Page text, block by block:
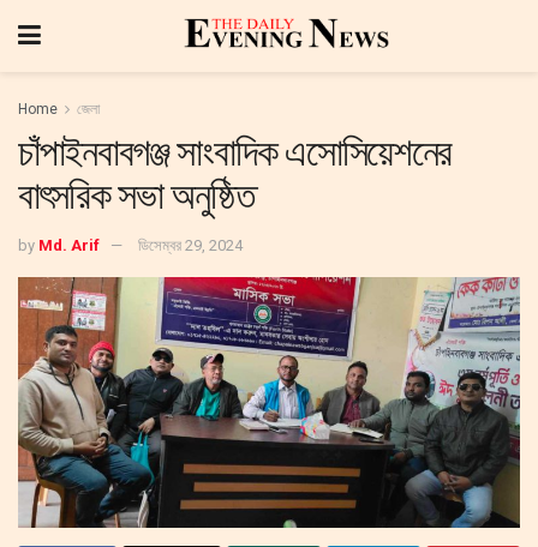
Home জেলা
চাঁপাইনবাবগঞ্জ সাংবাদিক এসোসিয়েশনের
বাৎসরিক সভা অনুষ্ঠিত
by Md. Arif ডিসেম্বর 29, 2024